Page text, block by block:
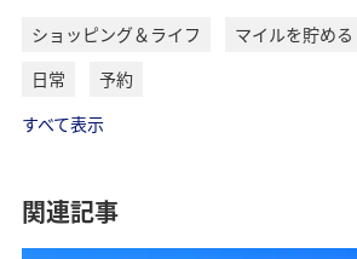
ショッピング＆ライフ マイルを貯める
日常
予約
すべて表示
関連記事